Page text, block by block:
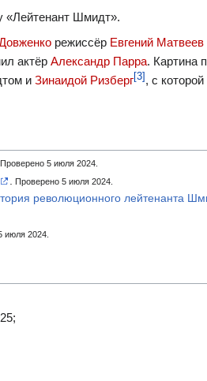
«Лей­те­нант Шмидт».
режиссёр Евгений Матвеев
актёр Александр Парра. Картина
и Зинаидой Ризберг[3] , с
Проверено 5 июля 2024.
Проверено 5 июля 2024.
революционного лейтенанта
июля 2024.